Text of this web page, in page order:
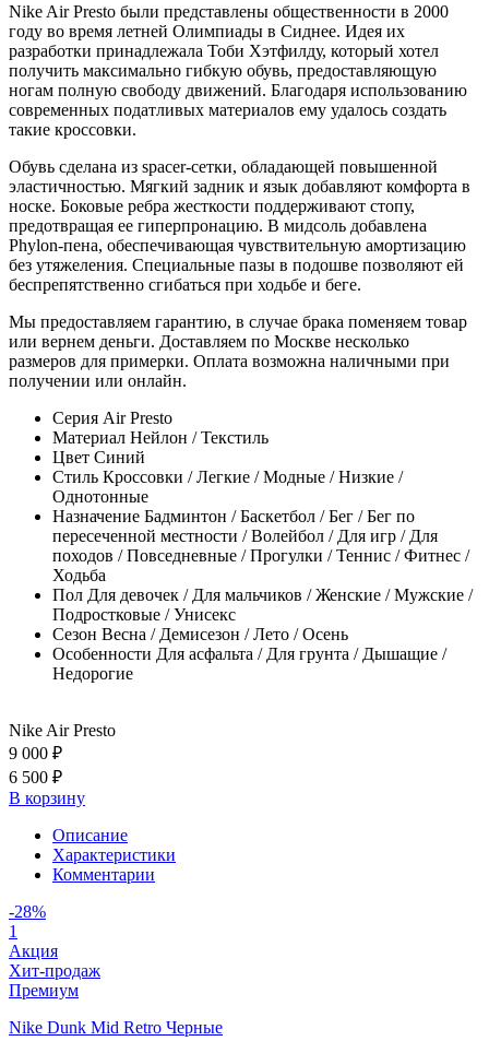
Nike Air Presto были представлены общественности в 2000
году во время летней Олимпиады в Сиднее. Идея их
разработки принадлежала Тоби Хэтфилду, который хотел
получить максимально гибкую обувь, предоставляющую
ногам полную свободу движений. Благодаря использованию
современных податливых материалов ему удалось создать
такие кроссовки.
Обувь сделана из spacer-сетки, обладающей повышенной
эластичностью. Мягкий задник и язык добавляют комфорта в
носке. Боковые ребра жесткости поддерживают стопу,
предотвращая ее гиперпронацию. В мидсоль добавлена
Phylon-пена, обеспечивающая чувствительную амортизацию
без утяжеления. Специальные пазы в подошве позволяют ей
беспрепятственно сгибаться при ходьбе и беге.
Мы предоставляем гарантию, в случае брака поменяем товар
или вернем деньги. Доставляем по Москве несколько
размеров для примерки. Оплата возможна наличными при
получении или онлайн.
Серия Air Presto
Материал Нейлон / Текстиль
Цвет Синий
Стиль Кроссовки / Легкие / Модные / Низкие /
Однотонные
Назначение Бадминтон / Баскетбол / Бег / Бег по
пересеченной местности / Волейбол / Для игр / Для
походов / Повседневные / Прогулки / Теннис / Фитнес /
Ходьба
Пол Для девочек / Для мальчиков / Женские / Мужские /
Подростковые / Унисекс
Сезон Весна / Демисезон / Лето / Осень
Особенности Для асфальта / Для грунта / Дышащие /
Недорогие
Nike Air Presto
9 000 ₽
6 500 ₽
В корзину
Описание
Характеристики
Комментарии
-28%
1
Акция
Хит-продаж
Премиум
Nike Dunk Mid Retro Черные